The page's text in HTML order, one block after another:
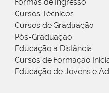
Formas de Ingresso
Cursos Técnicos
Cursos de Graduação
Pós-Graduação
Educação a Distância
Cursos de Formação
Educação de Jovens e